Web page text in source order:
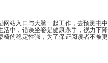
站入口与大脑一起工作，去预测书中
中，错误坐姿是健康杀手，视力下降
椅的稳定性强，为了保证阅读者不被更